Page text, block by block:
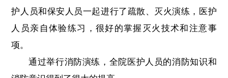
护人员和保安人员一起进行了疏散、灭火演练，医护
人员亲自体验练习，很好的掌握灭火技术和注意事
项。
通过举行消防演练，全院医护人员的消防知识和